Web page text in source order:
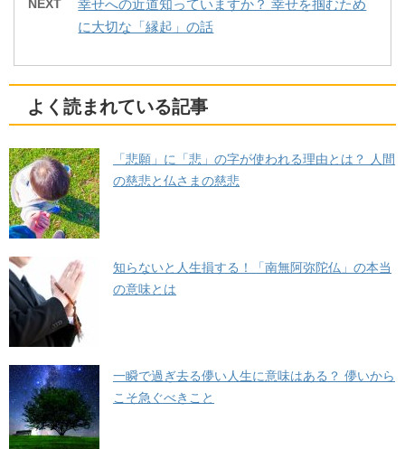
NEXT
幸せへの近道知っていますか？ 幸せを掴むため
に大切な「縁起」の話
よく読まれている記事
「悲願」に「悲」の字が使われる理由とは？ 人間
の慈悲と仏さまの慈悲
知らないと人生損する！「南無阿弥陀仏」の本当
の意味とは
一瞬で過ぎ去る儚い人生に意味はある？ 儚いから
こそ急ぐべきこと